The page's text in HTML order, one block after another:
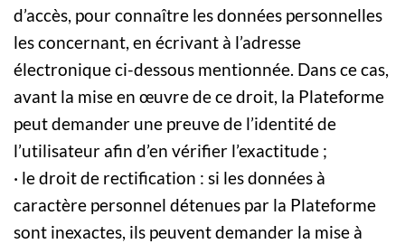
d’accès, pour connaître les données personnelles
les concernant, en écrivant à l’adresse
électronique ci-dessous mentionnée. Dans ce cas,
avant la mise en œuvre de ce droit, la Plateforme
peut demander une preuve de l’identité de
l’utilisateur afin d’en vérifier l’exactitude ;
· le droit de rectification : si les données à
caractère personnel détenues par la Plateforme
sont inexactes, ils peuvent demander la mise à